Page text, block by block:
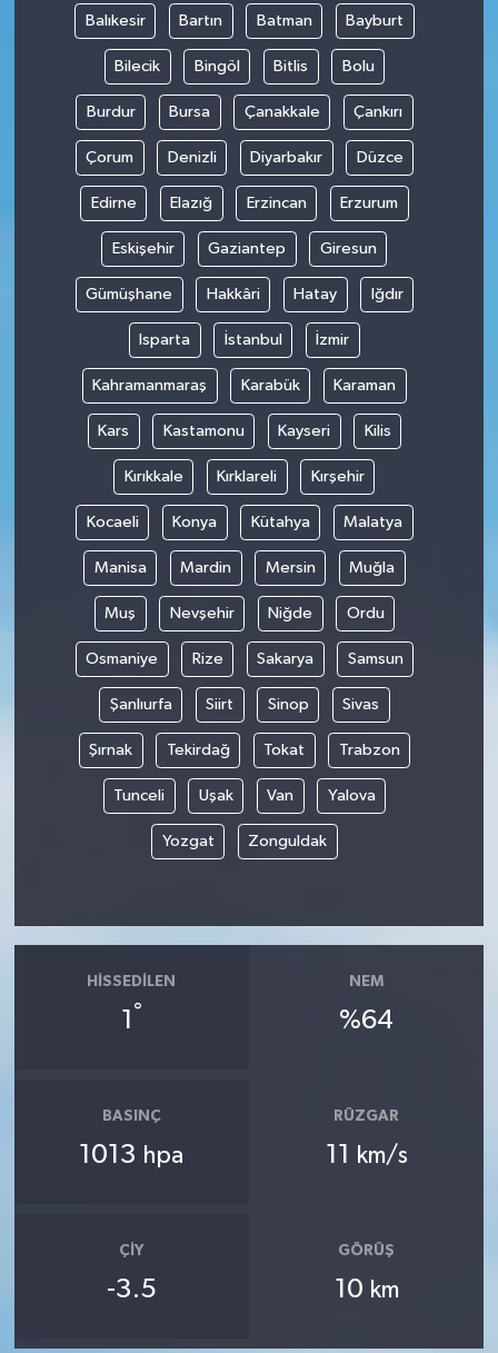
Balıkesir Bartın Batman Bayburt
Bilecik Bingöl Bitlis Bolu
Burdur Bursa Çanakkale Çankırı
Çorum Denizli Diyarbakır Düzce
Edirne Elazığ Erzincan Erzurum
Eskişehir Gaziantep Giresun
Gümüşhane Hakkâri Hatay Iğdır
Isparta İstanbul İzmir
Kahramanmaraş Karabük Karaman
Kars Kastamonu Kayseri Kilis
Kırıkkale Kırklareli Kırşehir
Kocaeli Konya Kütahya Malatya
Manisa Mardin Mersin Muğla
Muş Nevşehir Niğde Ordu
Osmaniye Rize Sakarya Samsun
Şanlıurfa Siirt Sinop Sivas
Şırnak Tekirdağ Tokat Trabzon
Tunceli Uşak Van Yalova
Yozgat Zonguldak
HISSEDILEN
1 °
NEM
%64
BASINÇ
1013 hpa
RÜZGAR
11 km/s
ÇIY
-3.5
GÖRÜŞ
10 km